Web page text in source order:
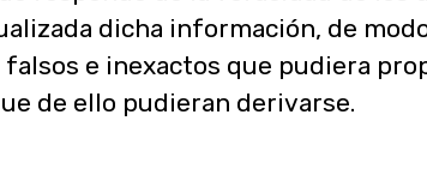
dicha información, de
e inexactos que pudiera
de ello pudieran derivarse.